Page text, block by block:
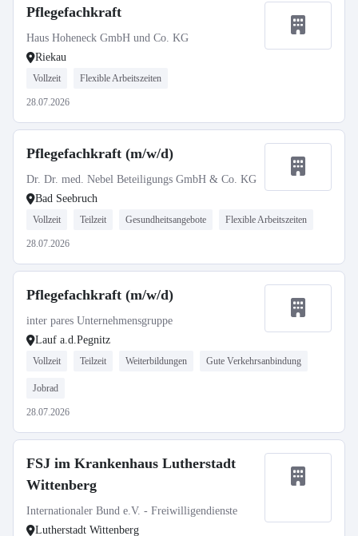
Pflegefachkraft
Haus Hoheneck GmbH und Co. KG
Riekau
Vollzeit Flexible Arbeitszeiten
28.07.2026
Pflegefachkraft (m/w/d)
Dr. Dr. med. Nebel Beteiligungs GmbH & Co. KG
Bad Seebruch
Vollzeit Teilzeit Gesundheitsangebote Flexible Arbeitszeiten
28.07.2026
Pflegefachkraft (m/w/d)
inter pares Unternehmensgruppe
Lauf a.d.Pegnitz
Vollzeit Teilzeit Weiterbildungen Gute Verkehrsanbindung
Jobrad
28.07.2026
FSJ im Krankenhaus Lutherstadt
Wittenberg
Internationaler Bund e.V. - Freiwilligendienste
Lutherstadt Wittenberg